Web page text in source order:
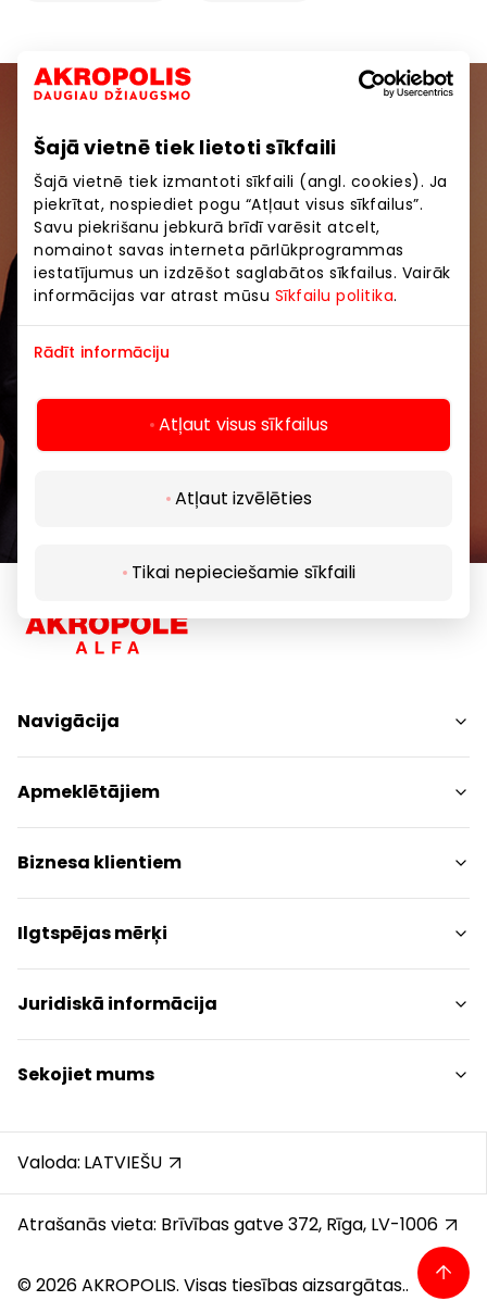
Šajā vietnē tiek lietoti sīkfaili
Šajā vietnē tiek izmantoti sīkfaili (angl. cookies). Ja
piekrītat, nospiediet pogu “Atļaut visus sīkfailus”.
Savu piekrišanu jebkurā brīdī varēsit atcelt,
nomainot savas interneta pārlūkprogrammas
iestatījumus un izdzēšot saglabātos sīkfailus. Vairāk
informācijas var atrast mūsu Sīkfailu politika.
Rādīt informāciju
Atļaut visus sīkfailus
Atļaut izvēlēties
Tikai nepieciešamie sīkfaili
Uzzini pirmais par labākajiem piedāvājumiem,
pasākumiem un jaunāko informāciju iepirkšanās un
izklaides centros “AKROPOLE Alfa” un “AKROPOLE
Rīga”.
Abonēt
sasniedzis vismaz 13 gadu vecumu.
Navigācija
Iepirkšanās
Pakalpojumi
Izklaides
Restorāni
Apmeklētājiem
Centra plāns
Dzīvniekiem draudzīgs
Kontakti
Akcijas
Dāvanu karte
Karjera
Atsauksmes
Biznesa klientiem
Kontakti
Paziņojums presei
Dāvanu karte juridiskām personām
Esošajiem nomniekiem
Nomas forma
Ilgtspējas mērķi
Ilgtspējības ziņojums
Ilgtspējības politika
Ilgtspējības mērķi
Juridiskā informācija
Tirdzniecības centra noteikumi
Sīkdatņu politika
Dāvanu kartes noteikumi
Sekojiet mums
Facebook
YouTube
TikTok
Valoda: LATVIEŠU
Atrašanās vieta: Brīvības gatve 372, Rīga, LV-1006
© 2026 AKROPOLIS. Visas tiesības aizsargātas..